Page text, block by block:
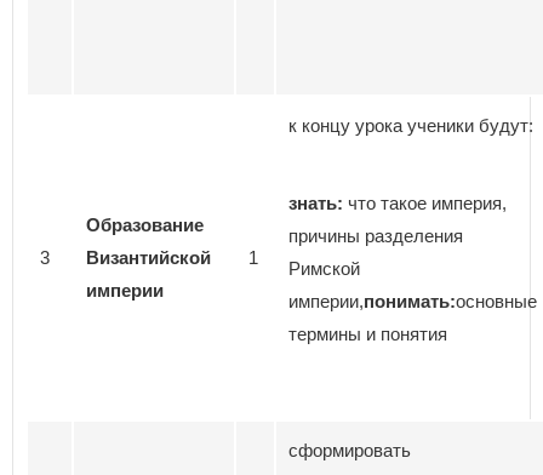
3
Образование
Византийской
империи
1
к концу урока ученики будут:
знать: что такое империя,
причины разделения
Римской
империи,понимать:основные
термины и понятия
сформировать